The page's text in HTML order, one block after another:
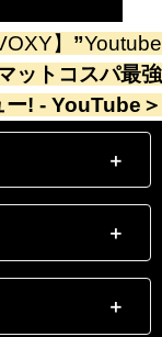
】 ”Youtube
ットコスパ最強
ー! - YouTube ＞